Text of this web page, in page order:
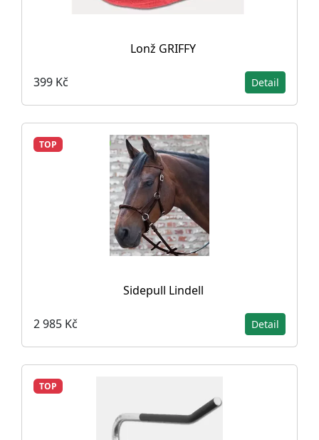
Lonž GRIFFY
399 Kč Detail
TOP
Sidepull Lindell
2 985 Kč Detail
TOP